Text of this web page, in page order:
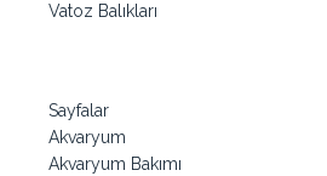
Vatoz Balıkları
Sayfalar
Akvaryum
Akvaryum Bakımı